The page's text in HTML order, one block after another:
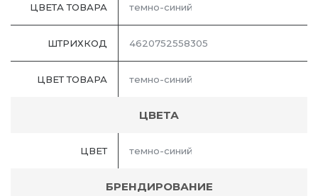
ЦВЕТА ТОВАРА темно-синий
ШТРИХКОД 4620752558305
ЦВЕТ ТОВАРА темно-синий
ЦВЕТА
ЦВЕТ темно-синий
БРЕНДИРОВАНИЕ